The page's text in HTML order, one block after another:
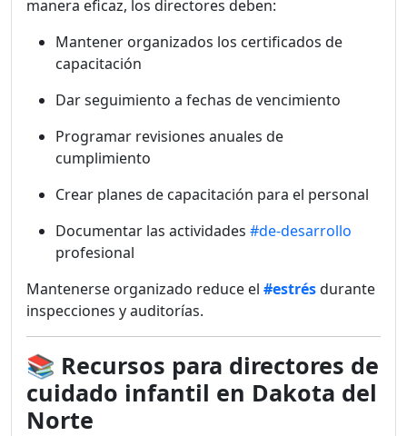
manera eficaz, los directores deben:
Mantener organizados los certificados de
capacitación
Dar seguimiento a fechas de vencimiento
Programar revisiones anuales de
cumplimiento
Crear planes de capacitación para el personal
Documentar las actividades #de-desarrollo
profesional
Mantenerse organizado reduce el #estrésdurante
inspecciones y auditorías.
📚 Recursos para directores de
cuidado infantil en Dakota del
Norte